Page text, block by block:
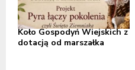
Koło Gospodyń Wiejskich z
dotacją od marszałka